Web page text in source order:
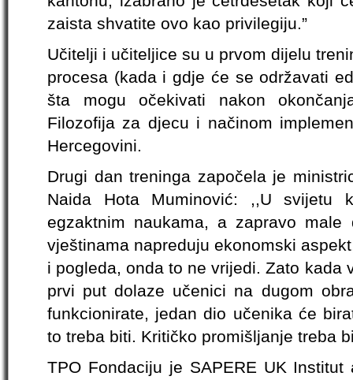
zaista shvatite ovo kao privilegiju.”
Učitelji i učiteljice su u prvom dijelu
procesa (kada i gdje će se održavati
šta mogu očekivati nakon
Filozofija za djecu i načinom
Hercegovini.
Drugi dan treninga započela je
Naida Hota Muminović: ,,U svijetu
egzaktnim naukama, a zapravo
vještinama napreduju ekonomski
i pogleda, onda to ne vrijedi. Zato kada
prvi put dolaze učenici na dugom
funkcionirate, jedan dio učenika će
to treba biti. Kritičko promišljanje treba
TPO Fondaciju je SAPERE UK